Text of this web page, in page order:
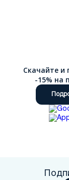
Скачайте и
-15% на